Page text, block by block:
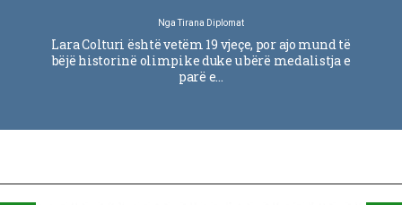
Nga Tirana Diplomat
Lara Colturi është vetëm 19 vjeçe, por ajo mund të
bëjë historinë olimpike duke u bërë medalistja e
parë e…